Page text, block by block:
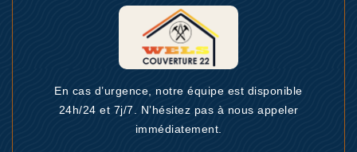
En cas d’urgence, notre équipe est disponible
24h/24 et 7j/7. N’hésitez pas à nous appeler
immédiatement.